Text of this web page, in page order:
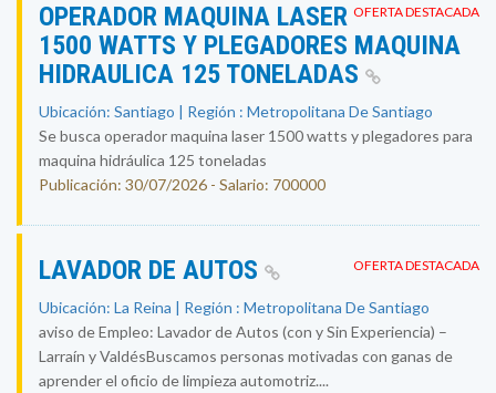
OFERTA DESTACADA
OPERADOR MAQUINA LASER
1500 WATTS Y PLEGADORES MAQUINA
HIDRAULICA 125 TONELADAS
Ubicación: Santiago | Región : Metropolitana De Santiago
Se busca operador maquina laser 1500 watts y plegadores para
maquina hidráulica 125 toneladas
Publicación: 30/07/2026 - Salario: 700000
OFERTA DESTACADA
LAVADOR DE AUTOS
Ubicación: La Reina | Región : Metropolitana De Santiago
aviso de Empleo: Lavador de Autos (con y Sin Experiencia) –
Larraín y ValdésBuscamos personas motivadas con ganas de
aprender el oficio de limpieza automotriz....